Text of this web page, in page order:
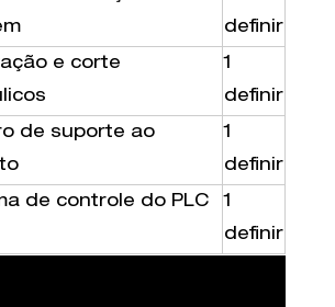
definir
e corte
1
definir
de suporte ao
1
definir
de controle do PLC
1
definir